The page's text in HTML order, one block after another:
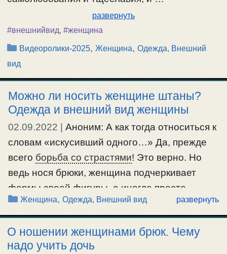
развернуть
#внешнийвид, #женщина
Рубрики
Видеоролики-2025,Женщина,Одежда, Внешний
вид
Можно ли носить женщине штаны?
Одежда и внешний вид женщины
02.09.2022 | Аноним: А как тогда относиться к
словам «искусивший одного…» Да, прежде
всего борьба со страстями! Это верно. Но
ведь нося брюки, женщина подчеркивает
формы своей фигуры, а иногда просто
запредельно! У неё движения свободнее , а
такая одежда способствует присутствию
нескромности, даже, в какой-то мере , часто,
развязности, а это тоже искушает. Да и
Рубрики
Женщина,Одежда, Внешний вид развернуть
О ношении женщинами брюк. Чему
надо учить дочь